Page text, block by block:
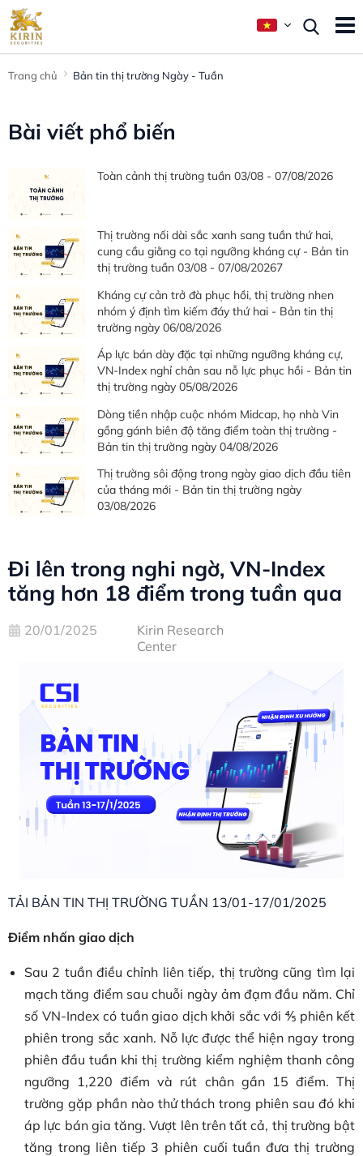
Trang chủ Bản tin thị trường Ngày - Tuần
Đi lên trong nghi ngờ, VN-Index
tăng hơn 18 điểm trong tuần qua
20/01/2025
Kirin Research
Center
TẢI BẢN TIN THỊ TRƯỜNG TUẦN 13/01-17/01/2025
Điểm nhấn giao dịch
Sau 2 tuần điều chỉnh liên tiếp, thị trường cũng tìm lại
mạch tăng điểm sau chuỗi ngày ảm đạm đầu năm. Chỉ
số VN-Index có tuần giao dịch khởi sắc với ⅘ phiên kết
phiên trong sắc xanh. Nỗ lực được thể hiện ngay trong
phiên đầu tuần khi thị trường kiểm nghiệm thanh công
ngưỡng 1,220 điểm và rút chân gần 15 điểm. Thị
trường gặp phần nào thử thách trong phiên sau đó khi
áp lực bán gia tăng. Vượt lên trên tất cả, thị trường bật
tăng trong liên tiếp 3 phiên cuối tuần đưa thị trường
Bài viết phổ biến
Toàn cảnh thị trường tuần 03/08 - 07/08/2026
Thị trường nối dài sắc xanh sang tuần thứ hai,
cung cầu giằng co tại ngưỡng kháng cự - Bản tin
thị trường tuần 03/08 - 07/08/20267
Kháng cự cản trở đà phục hồi, thị trường nhen
nhóm ý định tìm kiếm đáy thứ hai - Bản tin thị
trường ngày 06/08/2026
Áp lực bán dày đặc tại những ngưỡng kháng cự,
VN-Index nghỉ chân sau nỗ lực phục hồi - Bản tin
thị trường ngày 05/08/2026
Dòng tiền nhập cuộc nhóm Midcap, họ nhà Vin
gồng gánh biên độ tăng điểm toàn thị trường -
Bản tin thị trường ngày 04/08/2026
Thị trường sôi động trong ngày giao dịch đầu tiên
của tháng mới - Bản tin thị trường ngày
03/08/2026